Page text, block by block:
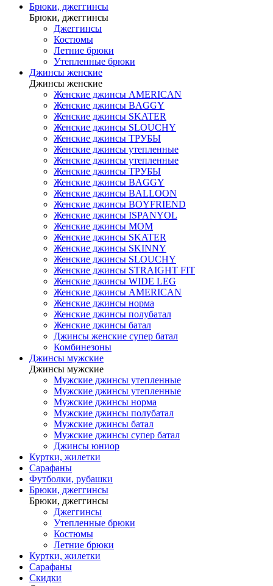
Брюки, джеггинсы
Брюки, джеггинсы
Джеггинсы
Костюмы
Летние брюки
Утепленные брюки
Джинсы женские
Джинсы женские
Женские джинсы AMERICAN
Женские джинсы BAGGY
Женские джинсы SKATER
Женские джинсы SLOUCHY
Женские джинсы ТРУБЫ
Женские джинсы утепленные
Женские джинсы утепленные
Женские джинсы ТРУБЫ
Женские джинсы BAGGY
Женские джинсы BALLOON
Женские джинсы BOYFRIEND
Женские джинсы ISPANYOL
Женские джинсы МОМ
Женские джинсы SKATER
Женские джинсы SKINNY
Женские джинсы SLOUCHY
Женские джинсы STRAIGHT FIT
Женские джинсы WIDE LEG
Женские джинсы AMERICAN
Женские джинсы норма
Женские джинсы полубатал
Женские джинсы батал
Джинсы женские супер батал
Комбинезоны
Джинсы мужские
Джинсы мужские
Мужские джинсы утепленные
Мужские джинсы утепленные
Мужские джинсы норма
Мужские джинсы полубатал
Мужские джинсы батал
Мужские джинсы супер батал
Джинсы юниор
Куртки, жилетки
Сарафаны
Футболки, рубашки
Брюки, джеггинсы
Брюки, джеггинсы
Джеггинсы
Утепленные брюки
Костюмы
Летние брюки
Куртки, жилетки
Сарафаны
Скидки